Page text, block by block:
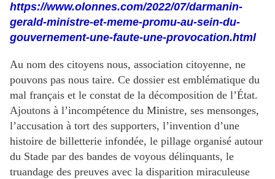
https://www.olonnes.com/2022/07/darmanin-
gerald-ministre-et-meme-promu-au-sein-du-
gouvernement-une-faute-une-provocation.html
Au nom des citoyens nous, association citoyenne, ne
pouvons pas nous taire. Ce dossier est emblématique du
mal français et le constat de la décomposition de l’État.
Ajoutons à l’incompétence du Ministre, ses mensonges,
l’accusation à tort des supporters, l’invention d’une
histoire de billetterie infondée, le pillage organisé autour
du Stade par des bandes de voyous délinquants, le
truandage des preuves avec la disparition miraculeuse